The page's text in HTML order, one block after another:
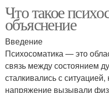
Что такое
объяснение
Введение
Психосоматика — это
связь между состоянием
сталкивались с
напряжение вызывали